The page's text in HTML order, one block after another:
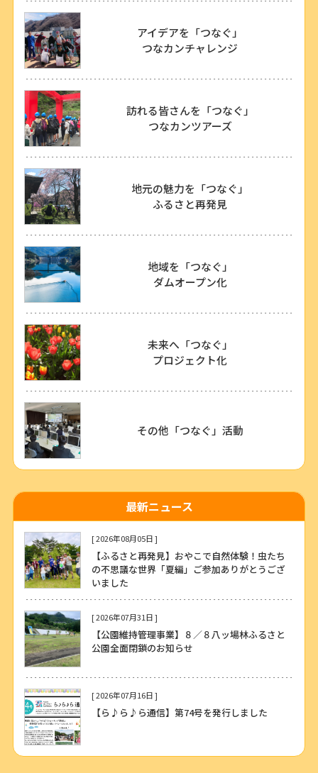
アイデアを「つなぐ」
つなカンチャレンジ
訪れる皆さんを「つなぐ」
つなカンツアーズ
地元の魅力を「つなぐ」
ふるさと再発見
地域を「つなぐ」
ダムオープン化
未来へ「つなぐ」
プロジェクト化
その他「つなぐ」活動
最新ニュース
[ 2026年08月05日 ]
【ふるさと再発見】おやこで自然体験！虫たち
の不思議な世界「夏編」ご参加ありがとうござ
いました
[ 2026年07月31日 ]
【公園維持管理事業】８／８八ッ場林ふるさと
公園全面閉鎖のお知らせ
[ 2026年07月16日 ]
【ら♪ら♪ら通信】第74号を発行しました